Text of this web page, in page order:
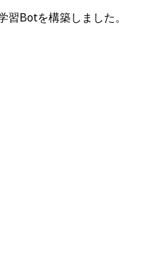
Botを構築しました。